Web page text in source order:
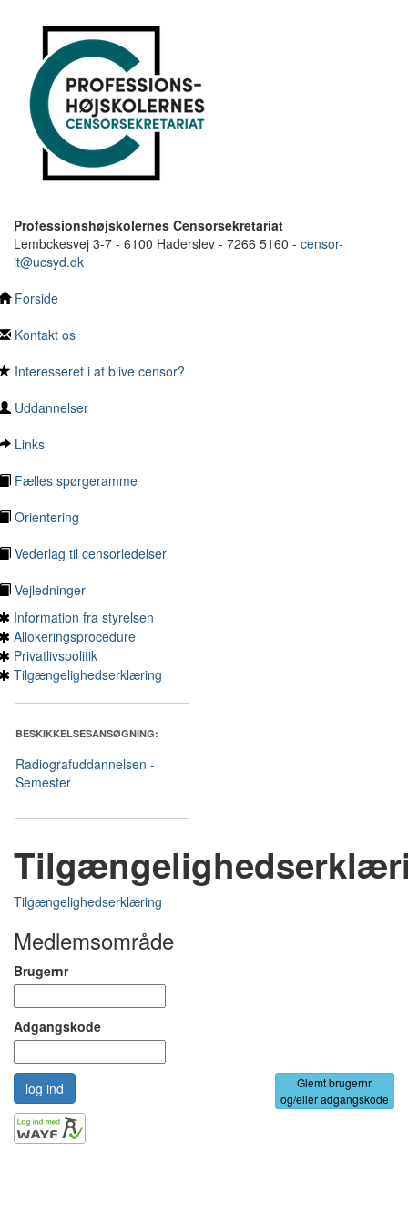
Professionshøjskolernes Censorsekretariat
Lembckesvej 3-7 - 6100 Haderslev - 7266 5160 - censor-
it@ucsyd.dk
Forside
Kontakt os
Interesseret i at blive censor?
Uddannelser
Links
Fælles spørgeramme
Orientering
Vederlag til censorledelser
Vejledninger
Information fra styrelsen
Allokeringsprocedure
Privatlivspolitik
Tilgængelighedserklæring
BESKIKKELSESANSØGNING:
Radiografuddannelsen -
Semester
Tilgængelighedserklæring
Medlemsområde
Brugernr
Adgangskode
Glemt brugernr.
og/eller adgangskode